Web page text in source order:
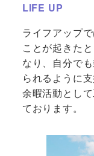
LIFE UP
ライフアップ
ことが起きた
なり、自分で
られるように
余暇活動とし
ております。